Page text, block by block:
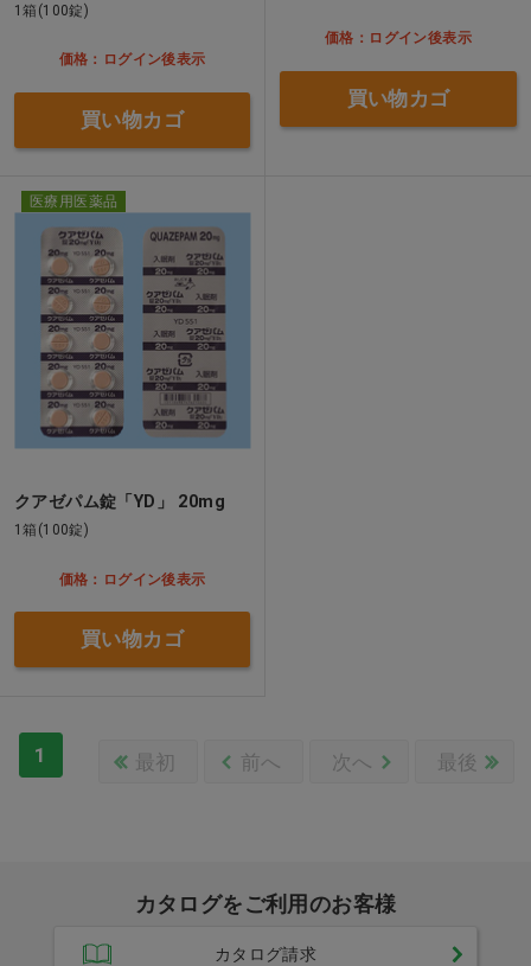
1箱(100錠)
価格：ログイン後表示
買い物カゴ
価格：ログイン後表示
買い物カゴ
医療用医薬品
クアゼパム錠「YD」 20mg
1箱(100錠)
価格：ログイン後表示
買い物カゴ
1 最初 前へ 次へ 最後
カタログをご利用のお客様
カタログ請求